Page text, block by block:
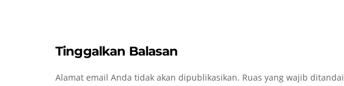
Tinggalkan Balasan
Alamat email Anda tidak akan dipublikasikan. Ruas yang wajib ditandai